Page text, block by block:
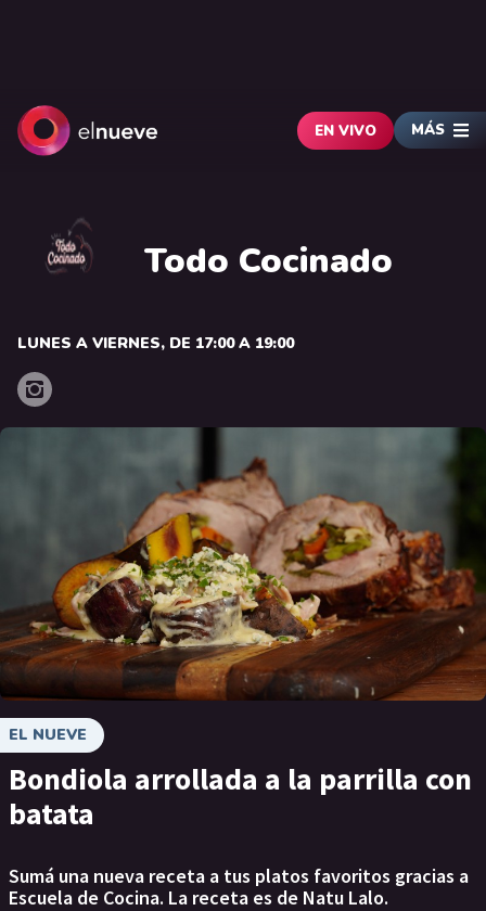
EN VIVO MÁS
Todo Cocinado
LUNES A VIERNES, DE 17:00 A 19:00
EL NUEVE
Bondiola arrollada a la parrilla con
batata
Sumá una nueva receta a tus platos favoritos gracias a
Escuela de Cocina. La receta es de Natu Lalo.